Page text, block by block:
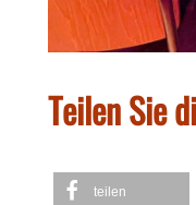
Teilen Sie
teilen